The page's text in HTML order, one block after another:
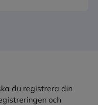
du registrera din
och